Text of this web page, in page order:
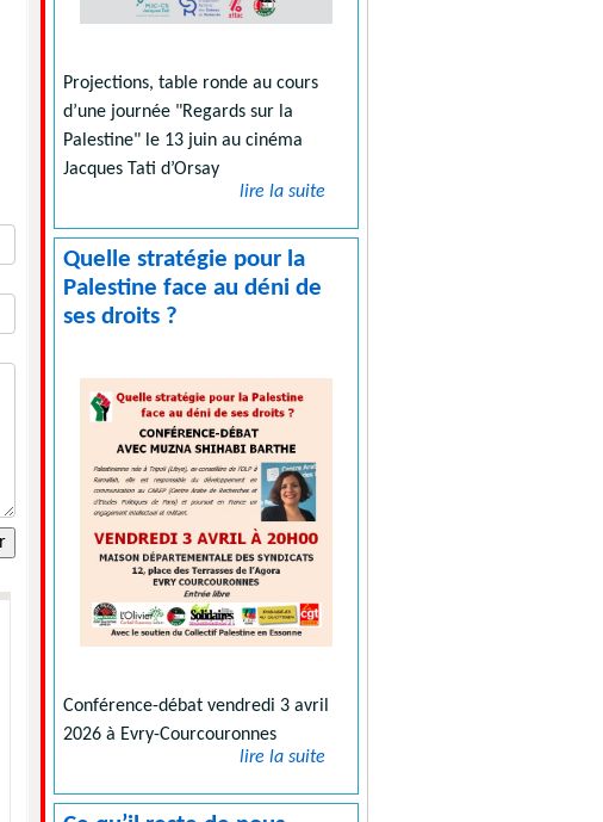
Projections, table ronde au cours
d’une journée "Regards sur la
Palestine" le 13 juin au cinéma
Jacques Tati d’Orsay
lire la suite
Quelle stratégie pour la
Palestine face au déni de
ses droits ?
Conférence-débat vendredi 3 avril
2026 à Evry-Courcouronnes
lire la suite